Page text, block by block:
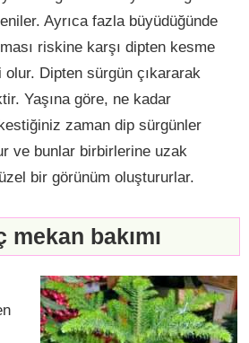
Ayrıca fazla büyüdüğünde
riskine karşı dipten kesme
olur. Dipten sürgün çıkararak
Yaşına göre, ne kadar
zaman dip sürgünler
ve bunlar birbirlerine uzak
bir görünüm oluştururlar.
mekan bakımı